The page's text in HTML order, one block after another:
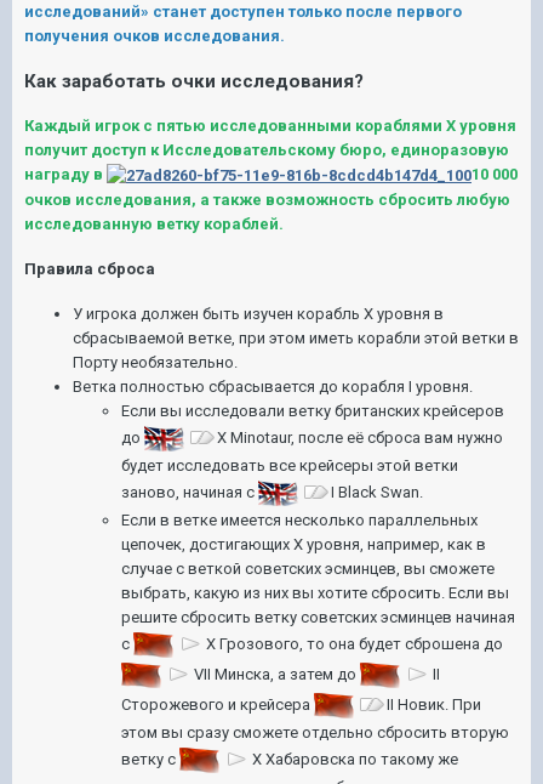
исследований» станет доступен только после первого
получения очков исследования.
Как заработать очки исследования?
Каждый игрок c пятью исследованными кораблями X уровня
получит доступ к Исследовательскому бюро, единоразовую
награду в
10 000
очков исследования, а также возможность сбросить любую
исследованную ветку кораблей.
Правила сброса
У игрока должен быть изучен корабль X уровня в
сбрасываемой ветке, при этом иметь корабли этой ветки в
Порту необязательно.
Ветка полностью сбрасывается до корабля I уровня.
Если вы исследовали ветку британских крейсеров
до
X Minotaur, после её сброса вам нужно
будет исследовать все крейсеры этой ветки
заново, начиная с
I Black Swan.
Если в ветке имеется несколько параллельных
цепочек, достигающих X уровня, например, как в
случае с веткой советских эсминцев, вы сможете
выбрать, какую из них вы хотите сбросить. Если вы
решите сбросить ветку советских эсминцев начиная
с
X Грозового, то она будет сброшена до
VII Минска, а затем до
II
Сторожевого и крейсера II Новик. При
этом вы сразу сможете отдельно сбросить вторую
ветку с
X Хабаровска по такому же